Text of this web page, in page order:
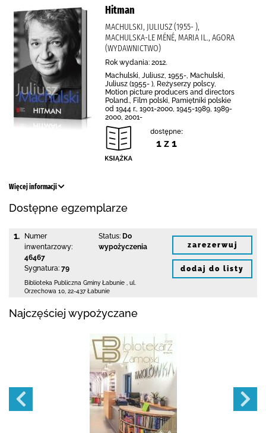
Hitman
MACHULSKI, JULIUSZ (1955- ),
MACHULSKA-LE MÉNÉ, MARIA IL., AGORA
(WYDAWNICTWO)
Rok wydania: 2012.
Machulski, Juliusz, 1955-, Machulski,
Juliusz (1955- ), Reżyserzy polscy,
Motion picture producers and directors
Poland., Film polski, Pamiętniki polskie
od 1944 r., 1901-2000, 1945-1989, 1989-
2000, 2001-
dostępne:
1 z 1
Więcej informacji
Dostępne egzemplarze
1.
Numer
inwentarzowy:
46467
Sygnatura: 79
Status: Do
wypożyczenia
Biblioteka Publiczna Gminy Łabunie
ul.
Orzechowa 10 22-437 Łabunie
zarezerwuj
dodaj do listy
Najczęściej wypożyczane